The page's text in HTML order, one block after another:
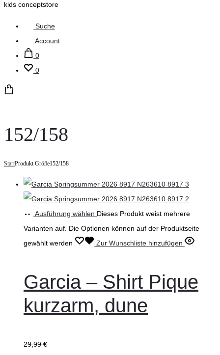
kids conceptstore
Suche
Account
0
0
152/158
StartProdukt Größe152/158
Ausführung wählen Dieses Produkt weist mehrere
Varianten auf. Die Optionen können auf der Produktseite
gewählt werden
Zur Wunschliste hinzufügen
Garcia – Shirt Pique
kurzarm, dune
29,99€